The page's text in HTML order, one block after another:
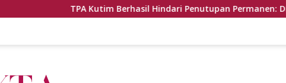
TPA Kutim Berhasil Hindari Penutupan Permanen: DLH Tegaskan